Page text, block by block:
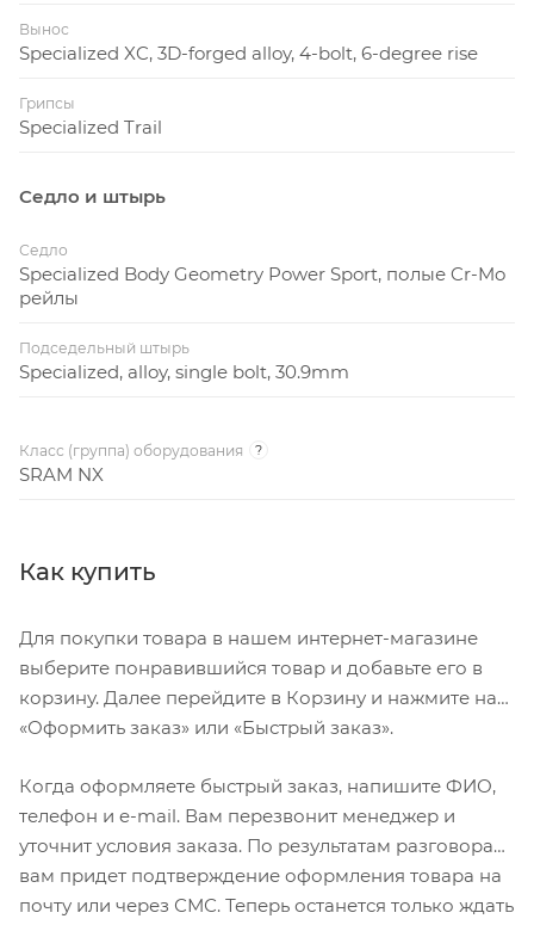
Вынос
Specialized XC, 3D-forged alloy, 4-bolt, 6-degree rise
Грипсы
Specialized Trail
Седло и штырь
Седло
Specialized Body Geometry Power Sport, полые Cr-Mo
рейлы
Подседельный штырь
Specialized, alloy, single bolt, 30.9mm
Класс (группа) оборудования ?
SRAM NX
Как купить
Для покупки товара в нашем интернет-магазине
выберите понравившийся товар и добавьте его в
корзину. Далее перейдите в Корзину и нажмите на
«Оформить заказ» или «Быстрый заказ».
Когда оформляете быстрый заказ, напишите ФИО,
телефон и e-mail. Вам перезвонит менеджер и
уточнит условия заказа. По результатам разговора
вам придет подтверждение оформления товара на
почту или через СМС. Теперь останется только ждать